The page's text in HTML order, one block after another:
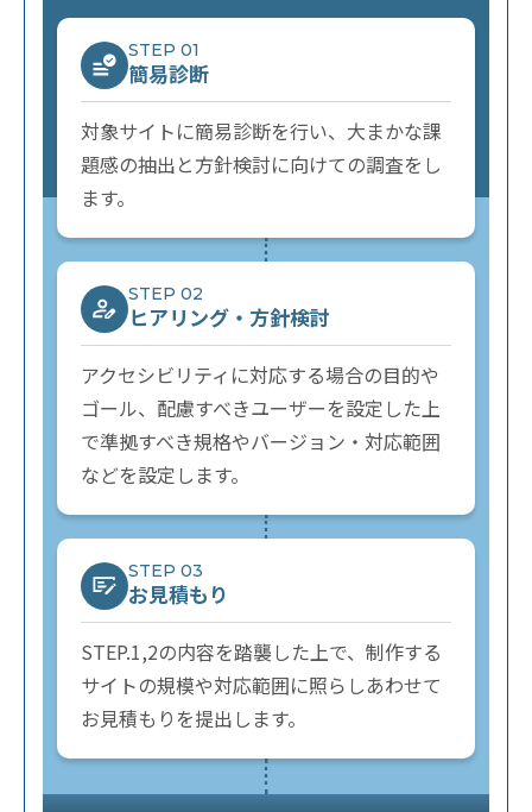
STEP 01
簡易診断
対象サイトに簡易診断を行い、大まかな課
題感の抽出と方針検討に向けての調査をし
ます。
STEP 02
ヒアリング・方針検討
アクセシビリティに対応する場合の目的や
ゴール、配慮すべきユーザーを設定した上
で準拠すべき規格やバージョン・対応範囲
などを設定します。
STEP 03
お見積もり
STEP.1,2の内容を踏襲した上で、制作する
サイトの規模や対応範囲に照らしあわせて
お見積もりを提出します。